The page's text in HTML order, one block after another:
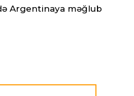
Argentinaya məğlub